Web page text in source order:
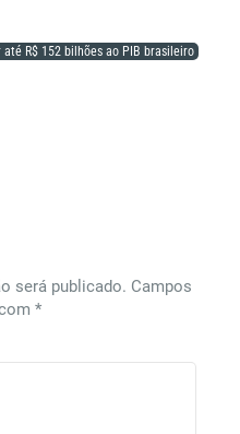
R$ 152 bilhões ao PIB brasileiro
será publicado. Campos
*